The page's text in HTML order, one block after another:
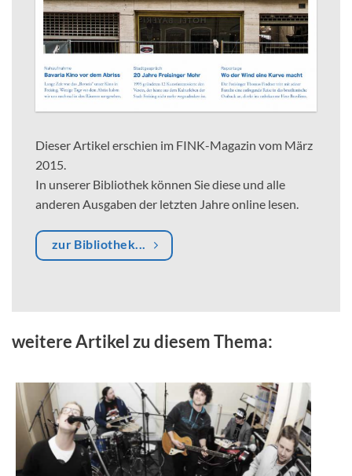
Dieser Artikel erschien im FINK-Magazin vom März
2015.
In unserer Bibliothek können Sie diese und alle
anderen Ausgaben der letzten Jahre online lesen.
zur Bibliothek...
weitere Artikel zu diesem Thema: